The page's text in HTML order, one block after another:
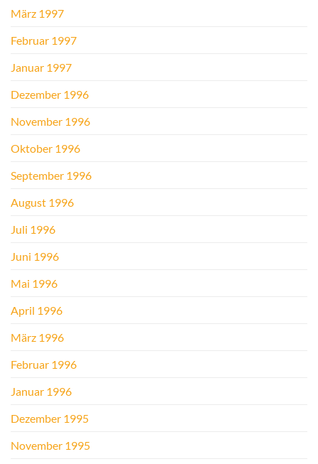
März 1997
Februar 1997
Januar 1997
Dezember 1996
November 1996
Oktober 1996
September 1996
August 1996
Juli 1996
Juni 1996
Mai 1996
April 1996
März 1996
Februar 1996
Januar 1996
Dezember 1995
November 1995